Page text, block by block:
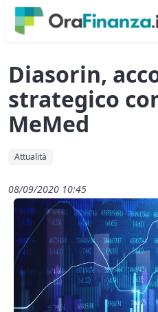
Diasorin,
strategico
MeMed
Attualità
08/09/2020 10:45